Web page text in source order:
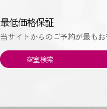
最低価格保証
当サイトからのご予約が最も
空室検索